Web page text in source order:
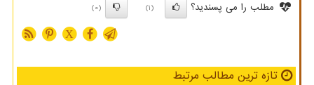
مطلب را می پسندید؟
(1)
(0)
X
تازه ترین مطالب مرتبط